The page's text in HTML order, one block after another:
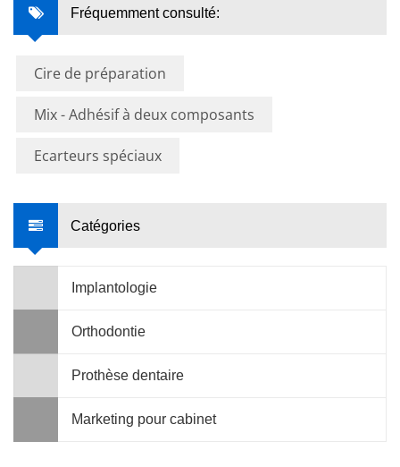
Fréquemment consulté:
Cire de préparation
Mix - Adhésif à deux composants
Ecarteurs spéciaux
Catégories
Implantologie
Orthodontie
Prothèse dentaire
Marketing pour cabinet